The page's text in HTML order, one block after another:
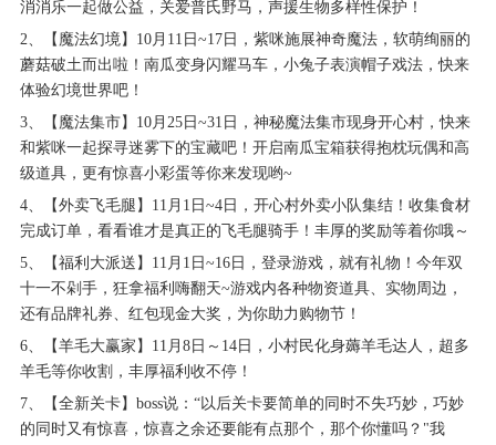
消消乐一起做公益，关爱普氏野马，声援生物多样性保护！
2、【魔法幻境】10月11日~17日，紫咪施展神奇魔法，软萌绚丽的
蘑菇破土而出啦！南瓜变身闪耀马车，小兔子表演帽子戏法，快来
体验幻境世界吧！
3、【魔法集市】10月25日~31日，神秘魔法集市现身开心村，快来
和紫咪一起探寻迷雾下的宝藏吧！开启南瓜宝箱获得抱枕玩偶和高
级道具，更有惊喜小彩蛋等你来发现哟~
4、【外卖飞毛腿】11月1日~4日，开心村外卖小队集结！收集食材
完成订单，看看谁才是真正的飞毛腿骑手！丰厚的奖励等着你哦～
5、【福利大派送】11月1日~16日，登录游戏，就有礼物！今年双
十一不剁手，狂拿福利嗨翻天~游戏内各种物资道具、实物周边，
还有品牌礼券、红包现金大奖，为你助力购物节！
6、【羊毛大赢家】11月8日～14日，小村民化身薅羊毛达人，超多
羊毛等你收割，丰厚福利收不停！
7、【全新关卡】boss说：“以后关卡要简单的同时不失巧妙，巧妙
的同时又有惊喜，惊喜之余还要能有点那个，那个你懂吗？"我